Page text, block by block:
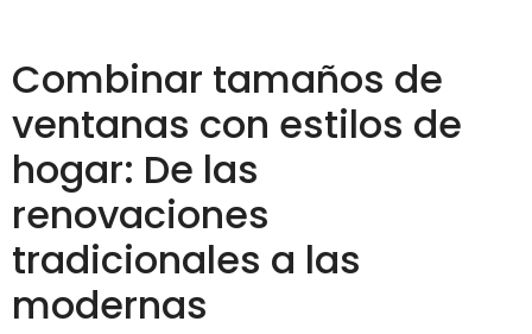
Combinar tamaños de
ventanas con estilos de
hogar: De las
renovaciones
tradicionales a las
modernas